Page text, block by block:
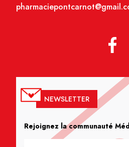
NEWSLETTER
Rejoignez la communauté